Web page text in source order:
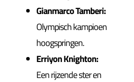
Gianmarco Tamberi:
Olympisch kampioen
hoogspringen.
Erriyon Knighton:
Een rijzende ster en